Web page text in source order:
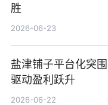
胜
2026-06-23
盐津铺子平台化突
驱动盈利跃升
2026-06-22